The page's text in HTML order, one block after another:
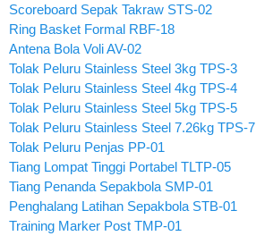
Scoreboard Sepak Takraw STS-02
Ring Basket Formal RBF-18
Antena Bola Voli AV-02
Tolak Peluru Stainless Steel 3kg TPS-3
Tolak Peluru Stainless Steel 4kg TPS-4
Tolak Peluru Stainless Steel 5kg TPS-5
Tolak Peluru Stainless Steel 7.26kg TPS-7
Tolak Peluru Penjas PP-01
Tiang Lompat Tinggi Portabel TLTP-05
Tiang Penanda Sepakbola SMP-01
Penghalang Latihan Sepakbola STB-01
Training Marker Post TMP-01